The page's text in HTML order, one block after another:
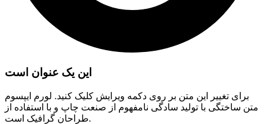
این یک عنوان است
برای تغییر این متن بر روی دکمه ویرایش کلیک کنید. لورم ایپسوم
متن ساختگی با تولید سادگی نامفهوم از صنعت چاپ و با استفاده از
طراحان گرافیک است.